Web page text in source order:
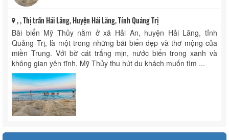
, , Thị trấn Hải Lăng, Huyện Hải Lăng, Tỉnh Quảng Trị
Bãi biển Mỹ Thủy nằm ở xã Hải An, huyện Hải Lăng, tỉnh
Quảng Trị, là một trong những bãi biển đẹp và thơ mộng của
miền Trung. Với bờ cát trắng mịn, nước biển trong xanh và
không gian yên tĩnh, Mỹ Thủy thu hút du khách muốn tìm ...